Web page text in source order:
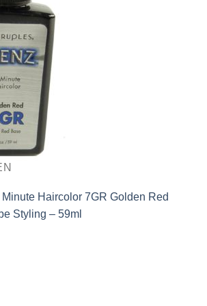
Haircolor 7GR Golden Red
Styling – 59ml